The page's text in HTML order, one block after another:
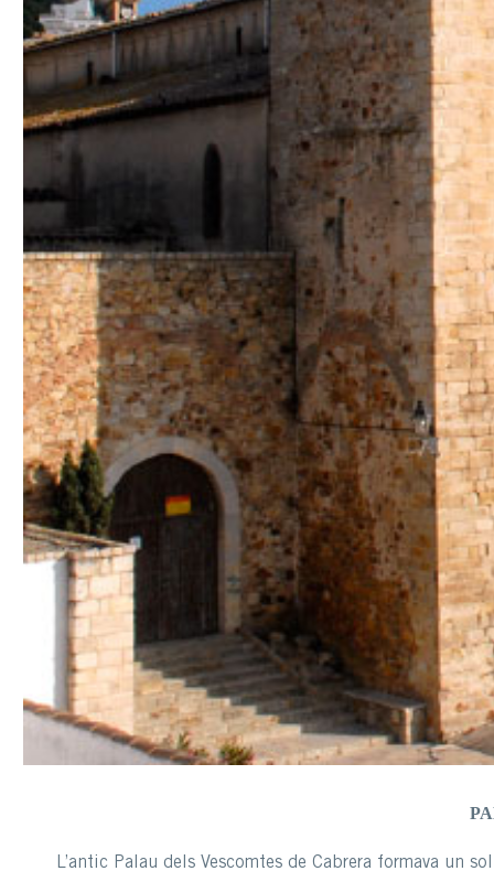
L’antic Palau dels Vescomtes de Cabrera formava un